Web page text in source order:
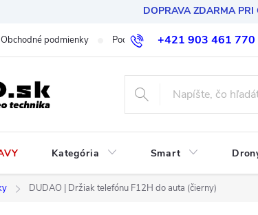
DOPRAVA ZDARMA PRI
+421 903 461 770
Obchodné podmienky Podmienky ochrany osobných údajov
Kategória Smart
DUDAO | Držiak telefónu F12H do auta (čierny)